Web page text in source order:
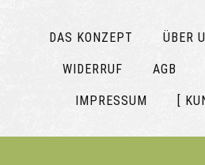
DAS KONZEPT ÜBER
WIDERRUF AGB
IMPRESSUM [